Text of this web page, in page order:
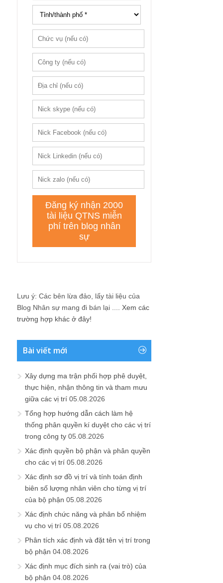
Lưu ý: Các bên lừa đảo, lấy tài liệu của
Blog Nhân sự mang đi bán lại .... Xem các
trường hợp khác ở đây!
Bài viết mới
Xây dựng ma trận phối hợp phê duyệt,
thực hiện, nhận thông tin và tham mưu
giữa các vị trí 05.08.2026
Tổng hợp hướng dẫn cách làm hệ
thống phân quyền kí duyệt cho các vị trí
trong công ty 05.08.2026
Xác định quyền bộ phận và phân quyền
cho các vị trí 05.08.2026
Xác định sơ đồ vị trí và tính toán định
biên số lượng nhân viên cho từng vị trí
của bộ phận 05.08.2026
Xác định chức năng và phân bổ nhiệm
vụ cho vị trí 05.08.2026
Phân tích xác định và đặt tên vị trí trong
bộ phận 04.08.2026
Xác định mục đích sinh ra (vai trò) của
bộ phận 04.08.2026